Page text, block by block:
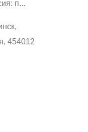
п...
454012